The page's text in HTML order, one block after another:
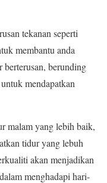
tekanan seperti
membantu anda
berterusan, berunding
mendapatkan
malam yang lebih baik,
tidur yang lebuh
akan menjadikan
menghadapi hari-